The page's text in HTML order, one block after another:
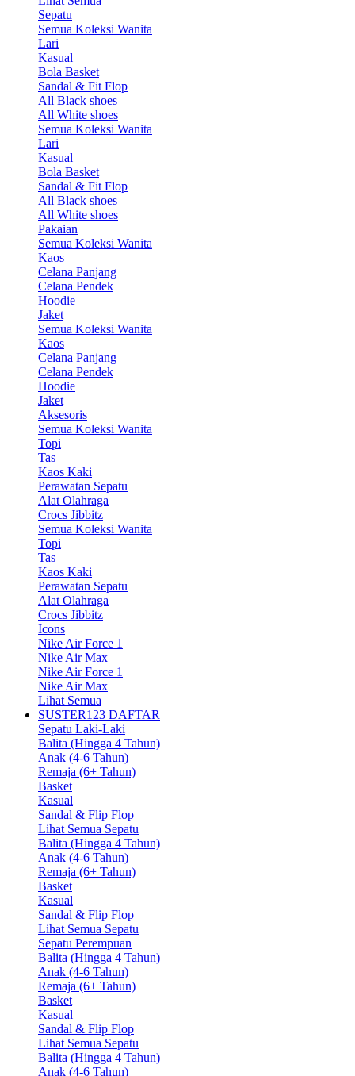
Sepatu
Semua Koleksi Wanita
Lari
Kasual
Bola Basket
Sandal & Fit Flop
All Black shoes
All White shoes
Semua Koleksi Wanita
Lari
Kasual
Bola Basket
Sandal & Fit Flop
All Black shoes
All White shoes
Pakaian
Semua Koleksi Wanita
Kaos
Celana Panjang
Celana Pendek
Hoodie
Jaket
Semua Koleksi Wanita
Kaos
Celana Panjang
Celana Pendek
Hoodie
Jaket
Aksesoris
Semua Koleksi Wanita
Topi
Tas
Kaos Kaki
Perawatan Sepatu
Alat Olahraga
Crocs Jibbitz
Semua Koleksi Wanita
Topi
Tas
Kaos Kaki
Perawatan Sepatu
Alat Olahraga
Crocs Jibbitz
Icons
Nike Air Force 1
Nike Air Max
Nike Air Force 1
Nike Air Max
Lihat Semua
SUSTER123 DAFTAR
Sepatu Laki-Laki
Balita (Hingga 4 Tahun)
Anak (4-6 Tahun)
Remaja (6+ Tahun)
Basket
Kasual
Sandal & Flip Flop
Lihat Semua Sepatu
Balita (Hingga 4 Tahun)
Anak (4-6 Tahun)
Remaja (6+ Tahun)
Basket
Kasual
Sandal & Flip Flop
Lihat Semua Sepatu
Sepatu Perempuan
Balita (Hingga 4 Tahun)
Anak (4-6 Tahun)
Remaja (6+ Tahun)
Basket
Kasual
Sandal & Flip Flop
Lihat Semua Sepatu
Balita (Hingga 4 Tahun)
Anak (4-6 Tahun)